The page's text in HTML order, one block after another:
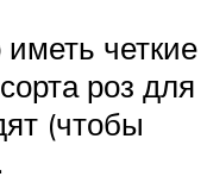
четкие
роз для
(чтобы